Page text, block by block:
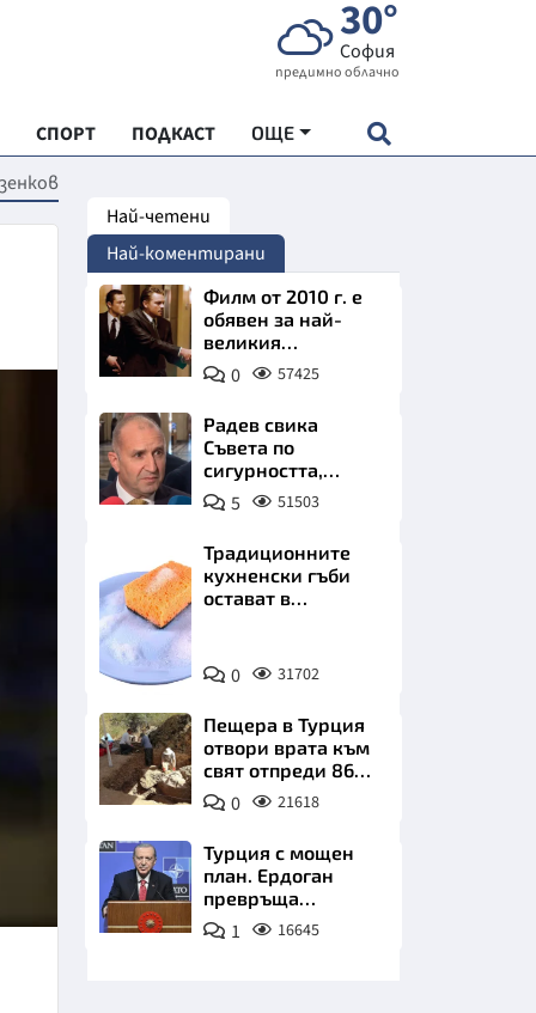
30°
София
предимно облачно
СПОРТ ПОДКАСТ ОЩЕ
"ЧУДЕСАТА НА БЪЛГАРИЯ"
ХРАНА
Най-четени
Най-коментирани
Филм от 2010 г. е
обявен за най-
великия
психологически
трилър в
0 57425
Радев свика
Съвета по
сигурността,
следва ключово
изявление
5 51503
Снимка:
Пиксабей
Традиционните
кухненски гъби
остават в
0 31702
Пещера в Турция
отвори врата към
свят отпреди 86
000 години
0 21618
Турция с мощен
план. Ердоган
превръща
Джейхан в
петролно чудо
1 16645